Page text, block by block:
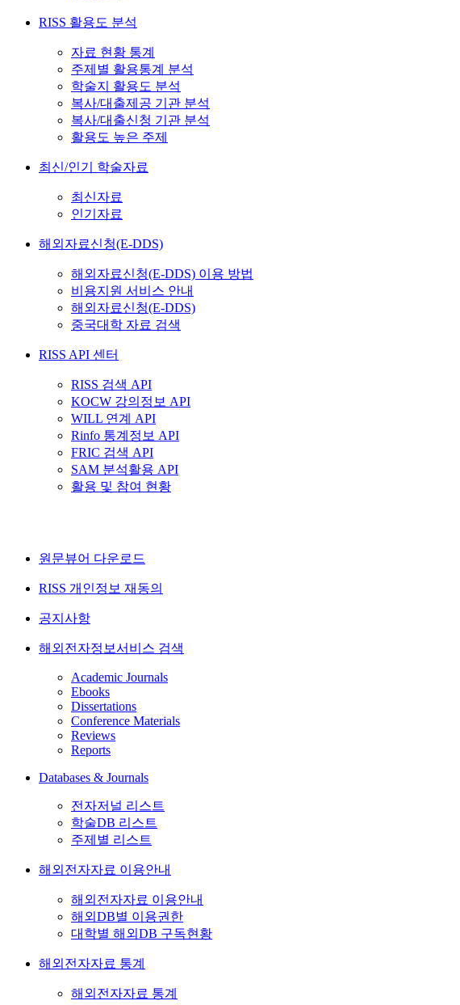
RISS 활용도 분석
자료 현황 통계
주제별 활용통계 분석
학술지 활용도 분석
복사/대출제공 기관 분석
복사/대출신청 기관 분석
활용도 높은 주제
최신/인기 학술자료
최신자료
인기자료
해외자료신청(E-DDS)
해외자료신청(E-DDS) 이용 방법
비용지원 서비스 안내
해외자료신청(E-DDS)
중국대학 자료 검색
RISS API 센터
RISS 검색 API
KOCW 강의정보 API
WILL 연계 API
Rinfo 통계정보 API
FRIC 검색 API
SAM 분석활용 API
활용 및 참여 현황
원문뷰어 다운로드
RISS 개인정보 재동의
공지사항
해외전자정보서비스 검색
Academic Journals
Ebooks
Dissertations
Conference Materials
Reviews
Reports
Databases & Journals
전자저널 리스트
학술DB 리스트
주제별 리스트
해외전자자료 이용안내
해외전자자료 이용안내
해외DB별 이용권한
대학별 해외DB 구독현황
해외전자자료 통계
해외전자자료 통계